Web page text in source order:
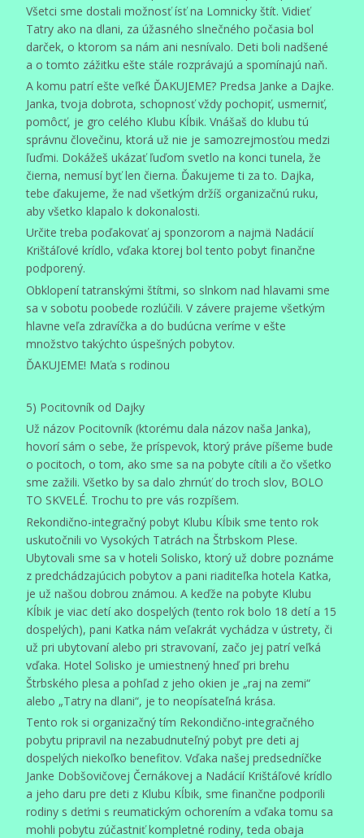
Všetci sme dostali možnosť ísť na Lomnicky štít. Vidieť
Tatry ako na dlani, za úžasného slnečného počasia bol
darček, o ktorom sa nám ani nesnívalo. Deti boli nadšené
a o tomto zážitku ešte stále rozprávajú a spomínajú naň.
A komu patrí ešte veľké ĎAKUJEME? Predsa Janke a Dajke.
Janka, tvoja dobrota, schopnosť vždy pochopiť, usmerniť,
pomôcť, je gro celého Klubu Kĺbik. Vnášaš do klubu tú
správnu človečinu, ktorá už nie je samozrejmosťou medzi
ľuďmi. Dokážeš ukázať ľuďom svetlo na konci tunela, že
čierna, nemusí byť len čierna. Ďakujeme ti za to. Dajka,
tebe ďakujeme, že nad všetkým držíš organizačnú ruku,
aby všetko klapalo k dokonalosti.
Určite treba poďakovať aj sponzorom a najmä Nadácií
Krištáľové krídlo, vďaka ktorej bol tento pobyt finančne
podporený.
Obklopení tatranskými štítmi, so slnkom nad hlavami sme
sa v sobotu poobede rozlúčili. V závere prajeme všetkým
hlavne veľa zdravíčka a do budúcna veríme v ešte
množstvo takýchto úspešných pobytov.
ĎAKUJEME! Maťa s rodinou
5) Pocitovník od Dajky
Už názov Pocitovník (ktorému dala názov naša Janka),
hovorí sám o sebe, že príspevok, ktorý práve píšeme bude
o pocitoch, o tom, ako sme sa na pobyte cítili a čo všetko
sme zažili. Všetko by sa dalo zhrnúť do troch slov, BOLO
TO SKVELÉ. Trochu to pre vás rozpíšem.
Rekondično-integračný pobyt Klubu Kĺbik sme tento rok
uskutočnili vo Vysokých Tatrách na Štrbskom Plese.
Ubytovali sme sa v hoteli Solisko, ktorý už dobre poznáme
z predchádzajúcich pobytov a pani riaditeľka hotela Katka,
je už našou dobrou známou. A keďže na pobyte Klubu
Kĺbik je viac detí ako dospelých (tento rok bolo 18 detí a 15
dospelých), pani Katka nám veľakrát vychádza v ústrety, či
už pri ubytovaní alebo pri stravovaní, začo jej patrí veľká
vďaka. Hotel Solisko je umiestnený hneď pri brehu
Štrbského plesa a pohľad z jeho okien je „raj na zemi“
alebo „Tatry na dlani“, je to neopísateľná krása.
Tento rok si organizačný tím Rekondično-integračného
pobytu pripravil na nezabudnuteľný pobyt pre deti aj
dospelých niekoľko benefitov. Vďaka našej predsedníčke
Janke Dobšovičovej Černákovej a Nadácií Krištáľové krídlo
a jeho daru pre deti z Klubu Kĺbik, sme finančne podporili
rodiny s deťmi s reumatickým ochorením a vďaka tomu sa
mohli pobytu zúčastniť kompletné rodiny, teda obaja